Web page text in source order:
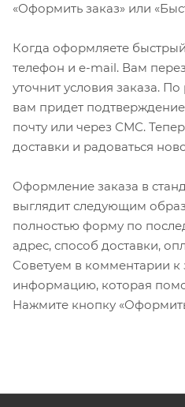
«Оформить заказ» или
Когда оформляете
телефон и e-mail. Вам
уточнит условия заказа.
вам придет
почту или через СМС.
доставки и радоваться
Оформление заказа в
выглядит следующим
полностью форму по
адрес, способ доставки,
Советуем в комментарии к
информацию, которая
Нажмите кнопку